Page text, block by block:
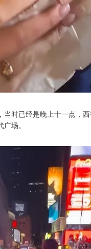
当时已经是晚上十一点，
场。